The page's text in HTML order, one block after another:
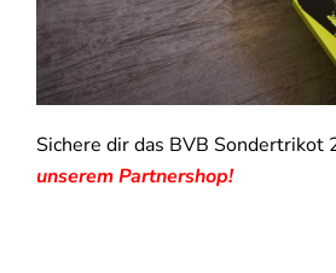
Sichere dir das BVB Sondertrikot
unserem Partnershop!